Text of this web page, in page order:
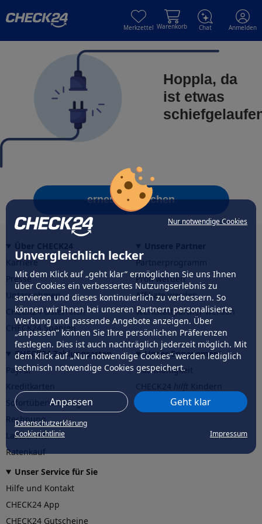
Nur notwendige Cookies
Unvergleichlich lecker
Mit dem Klick auf „geht klar” ermöglichen Sie uns Ihnen
über Cookies ein verbessertes Nutzungserlebnis zu
servieren und dieses kontinuierlich zu verbessern. So
können wir Ihnen bei unseren Partnern personalisierte
Werbung und passende Angebote anzeigen. Über
„anpassen” können Sie Ihre persönlichen Präferenzen
festlegen. Dies ist auch nachträglich jederzeit möglich. Mit
dem Klick auf „Nur notwendige Cookies” werden lediglich
technisch notwendige Cookies gespeichert.
Anpassen Geht klar
Datenschutzerklärung
Cookierichtlinie
Impressum
Merkzettel Warenkorb Chat Anmelden
Hoppla, da
ist etwas
erneut versuchen
Karriere
Presse
Unternehmen
CHECK24 Österreich
CHECK24 Spanien
Partnerprogramm
Profi werden
Affiliate werden
Werkstattpartner werden
CHECK24 Zahlungsarten
PayPal
Sofortüberweisung
Rechnung
Lastschrift
Ratenkauf
Unser Engagement
Nachhaltigkeit
CHECK24hilftder Natur
Unser Service für Sie
Hilfe und Kontakt
CHECK24 App
CHECK24 Gutscheine